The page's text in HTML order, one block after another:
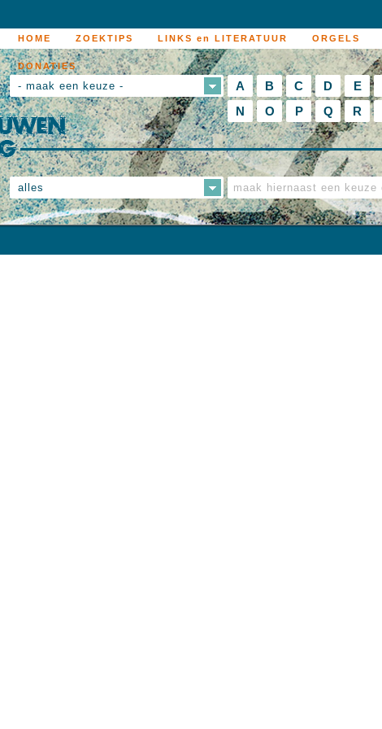
HOME ZOEKTIPS LINKS en LITERATUUR ORGELS
DONATIES
- maak een keuze - A B C D E
N
O P Q R
alles